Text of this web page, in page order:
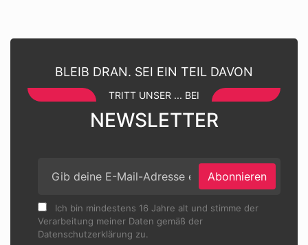
BLEIB DRAN. SEI EIN TEIL DAVON
TRITT UNSER ... BEI
NEWSLETTER
Abonnieren
Ich bin mindestens 16 Jahre alt und stimme der
Verarbeitung meiner Daten gemäß der
Datenschutzerklärung zu.